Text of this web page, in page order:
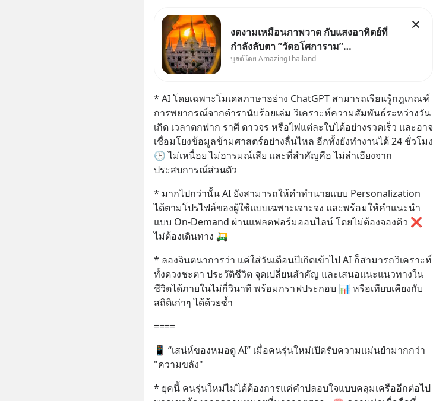
งดงามเหมือนภาพวาด กับแสงอาทิตย์ที่
กำลังลับตา ”วัดอโศการาม”
จ.สมุทรปราการ
บูสต์โดย AmazingThailand
* AI โดยเฉพาะโมเดลภาษาอย่าง ChatGPT สามารถเรียนรู้กฎเกณฑ์
การพยากรณ์จากตำรานับร้อยเล่ม วิเคราะห์ความสัมพันธ์ระหว่างวัน
เกิด เวลาตกฟาก ราศี ดาวจร หรือไพ่แต่ละใบได้อย่างรวดเร็ว และอาจ
เชื่อมโยงข้อมูลข้ามศาสตร์อย่างลื่นไหล อีกทั้งยังทำงานได้ 24 ชั่วโมง
🕒 ไม่เหนื่อย ไม่อารมณ์เสีย และที่สำคัญคือ ไม่ลำเอียงจาก
ประสบการณ์ส่วนตัว
* มากไปกว่านั้น AI ยังสามารถให้คำทำนายแบบ Personalization
ได้ตามโปรไฟล์ของผู้ใช้แบบเฉพาะเจาะจง และพร้อมให้คำแนะนำ
แบบ On-Demand ผ่านแพลตฟอร์มออนไลน์ โดยไม่ต้องจองคิว ❌
ไม่ต้องเดินทาง 🛺
* ลองจินตนาการว่า แค่ใส่วันเดือนปีเกิดเข้าไป AI ก็สามารถวิเคราะห์
ทั้งดวงชะตา ประวัติชีวิต จุดเปลี่ยนสำคัญ และเสนอแนะแนวทางใน
ชีวิตได้ภายในไม่กี่วินาที พร้อมกราฟประกอบ 📊 หรือเทียบเคียงกับ
สถิติเก่าๆ ได้ด้วยซ้ำ
====
📱 “เสน่ห์ของหมอดู AI” เมื่อคนรุ่นใหม่เปิดรับความแม่นยำมากกว่า
"ความขลัง"
* ยุคนี้ คนรุ่นใหม่ไม่ได้ต้องการแค่คำปลอบใจแบบคลุมเครืออีกต่อไป